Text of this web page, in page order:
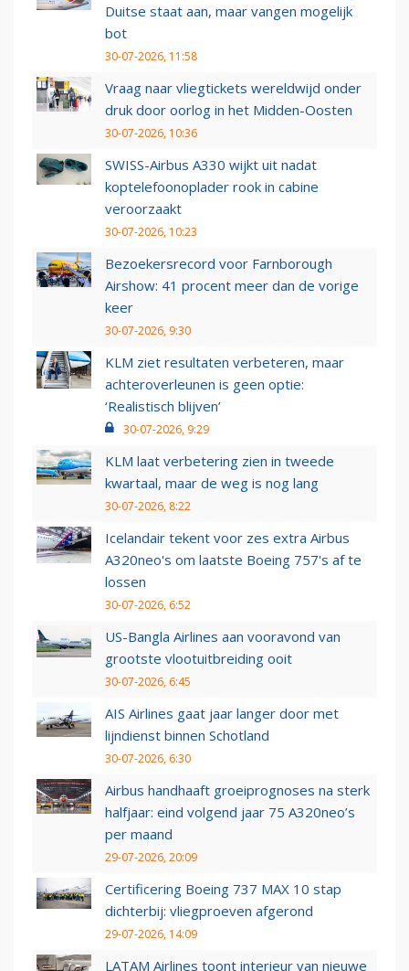
Duitse staat aan, maar vangen mogelijk
bot
30-07-2026, 11:58
Vraag naar vliegtickets wereldwijd onder
druk door oorlog in het Midden-Oosten
30-07-2026, 10:36
SWISS-Airbus A330 wijkt uit nadat
koptelefoonoplader rook in cabine
veroorzaakt
30-07-2026, 10:23
Bezoekersrecord voor Farnborough
Airshow: 41 procent meer dan de vorige
keer
30-07-2026, 9:30
KLM ziet resultaten verbeteren, maar
achteroverleunen is geen optie:
‘Realistisch blijven’
30-07-2026, 9:29
KLM laat verbetering zien in tweede
kwartaal, maar de weg is nog lang
30-07-2026, 8:22
Icelandair tekent voor zes extra Airbus
A320neo's om laatste Boeing 757's af te
lossen
30-07-2026, 6:52
US-Bangla Airlines aan vooravond van
grootste vlootuitbreiding ooit
30-07-2026, 6:45
AIS Airlines gaat jaar langer door met
lijndienst binnen Schotland
30-07-2026, 6:30
Airbus handhaaft groeiprognoses na sterk
halfjaar: eind volgend jaar 75 A320neo’s
per maand
29-07-2026, 20:09
Certificering Boeing 737 MAX 10 stap
dichterbij: vliegproeven afgerond
29-07-2026, 14:09
LATAM Airlines toont interieur van nieuwe